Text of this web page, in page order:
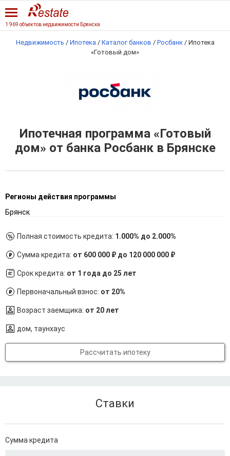
1 969 объектов недвижимости Брянска
Недвижимость / Ипотека / Каталог банков / Росбанк / Ипотека
«Готовый дом»
Ипотечная программа «Готовый
дом» от банка Росбанк в Брянске
Регионы действия программы
Брянск
Полная стоимость кредита: 1.000% до 2.000%
Сумма кредита: от 600 000 ₽ до 120 000 000 ₽
Срок кредита: от 1 года до 25 лет
Первоначальный взнос: от 20%
Возраст заемщика: от 20 лет
дом, таунхаус
Рассчитать ипотеку
Ставки
Сумма кредита